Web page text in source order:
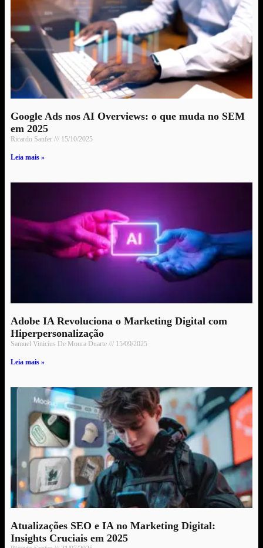
Google Ads nos AI Overviews: o que muda no SEM
em 2025
Ricardo Sanfer 15/10/2025
Leia mais »
Adobe IA Revoluciona o Marketing Digital com
Hiperpersonalização
Samuel Vinicíus De Moura Duarte 15/09/2025
Leia mais »
Atualizações SEO e IA no Marketing Digital:
Insights Cruciais em 2025